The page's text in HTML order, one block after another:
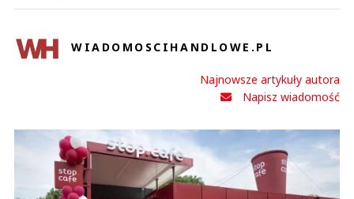
WIADOMOSCIHANDLOWE.PL
Najnowsze artykuły autora
Napisz wiadomość